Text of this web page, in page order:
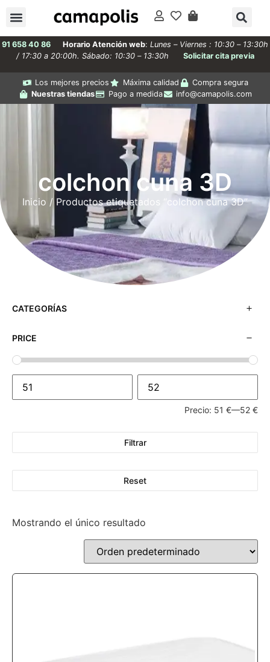
91 658 40 86 Horario Atención web: Lunes – Viernes : 10:30 – 13:30h
/ 17:30 a 20:00h. Sábado: 10:30 – 13:30h
Solicitar cita previa
Los mejores precios Máxima calidad
Compra segura
Nuestras tiendas
Pago a medida info@camapolis.com
colchon cuna 3D
Inicio / Productos etiquetados “colchon cuna 3D”
CATEGORÍAS
PRICE
Precio: 51 €—52 €
Filtrar
Reset
Mostrando el único resultado